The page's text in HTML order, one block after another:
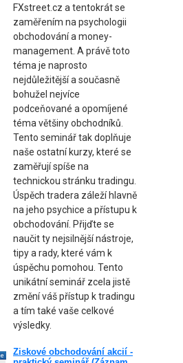
FXstreet.cz a tentokrát se
zaměřením na psychologii
obchodování a money-
management. A právě toto
téma je naprosto
nejdůležitější a současně
bohužel nejvíce
podceňované a opomíjené
téma většiny obchodníků.
Tento seminář tak doplňuje
naše ostatní kurzy, které se
zaměřují spíše na
technickou stránku tradingu.
Úspěch tradera záleží hlavně
na jeho psychice a přístupu k
obchodování. Přijďte se
naučit ty nejsilnější nástroje,
tipy a rady, které vám k
úspěchu pomohou. Tento
unikátní seminář zcela jistě
změní váš přístup k tradingu
a tím také vaše celkové
výsledky.
Ziskové obchodování akcií -